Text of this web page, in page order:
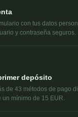
con tus datos
y contraseña seguros.
depósito
de 43 métodos de pago
un mínimo de 15 EUR.